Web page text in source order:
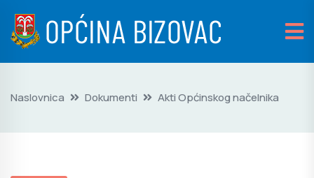
Naslovnica Dokumenti Akti Općinskog načelnika